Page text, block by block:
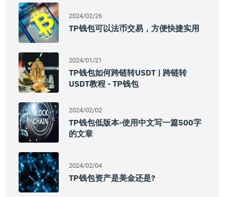
2024/02/26
TP钱包可以法币交易，方便快捷实用
2024/01/21
TP钱包如何跨链转USDT | 跨链转
USDT教程 - TP钱包
2024/02/02
TP钱包低版本-使用中文写一篇500字
的文章
2024/02/04
TP钱包资产是美金还是?